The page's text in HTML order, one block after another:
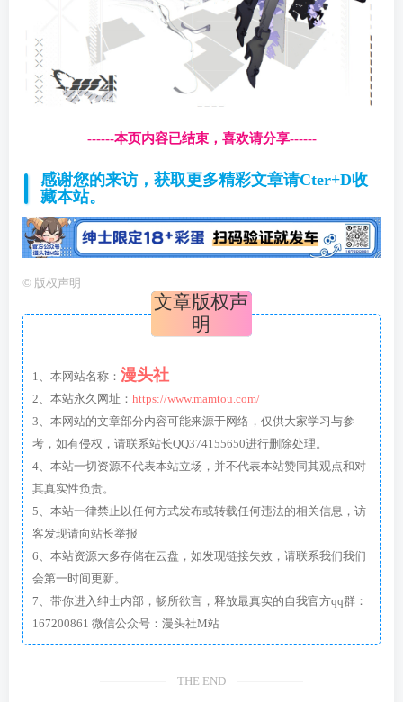
------本页内容已结束，喜欢请分享------
感谢您的来访，获取更多精彩文章请Cter+D收
藏本站。
© 版权声明
文章版权声
明
1、本网站名称： 漫头社
2、本站永久网址： https://www.mamtou.com/
3、本网站的文章部分内容可能来源于网络，仅供大家学习与参
考，如有侵权，请联系站长QQ374155650进行删除处理。
4、本站一切资源不代表本站立场，并不代表本站赞同其观点和对
其真实性负责。
5、本站一律禁止以任何方式发布或转载任何违法的相关信息，访
客发现请向站长举报
6、本站资源大多存储在云盘，如发现链接失效，请联系我们我们
会第一时间更新。
7、带你进入绅士内部，畅所欲言，释放最真实的自我官方qq群：
167200861 微信公众号：漫头社M站
THE END